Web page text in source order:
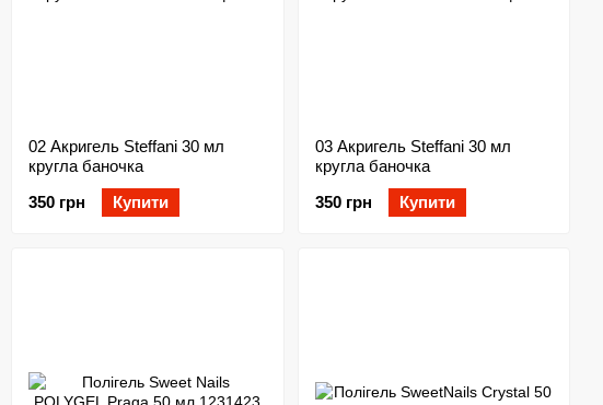
02 Акригель Steffani 30 мл
кругла баночка
350 грн
Купити
03 Акригель Steffani 30 мл
кругла баночка
350 грн
Купити